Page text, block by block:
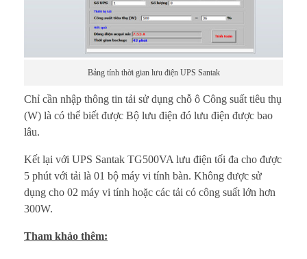
Bảng tính thời gian lưu điện UPS Santak
Chỉ cần nhập thông tin tải sử dụng chỗ ô Công suất tiêu thụ
(W) là có thể biết được Bộ lưu điện đó lưu điện được bao
lâu.
Kết lại với UPS Santak TG500VA lưu điện tối đa cho được
5 phút với tải là 01 bộ máy vi tính bàn. Không được sử
dụng cho 02 máy vi tính hoặc các tải có công suất lớn hơn
300W.
Tham khảo thêm: